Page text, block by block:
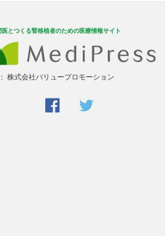
医とつくる腎移植者のための医療情報サイト
株式会社バリュープロモーション